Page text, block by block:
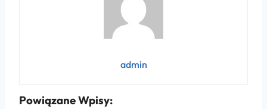
admin
Powiązane Wpisy: